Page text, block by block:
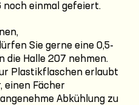
noch einmal gefeiert.
Sie gerne eine 0,5-
die Halle 207 nehmen.
Plastikflaschen erlaubt
einen Fächer
Abkühlung zu